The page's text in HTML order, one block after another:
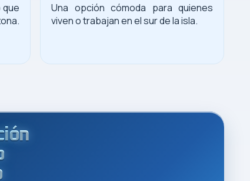
que
Una opción cómoda para quienes
viven o trabajan en el sur de la isla.